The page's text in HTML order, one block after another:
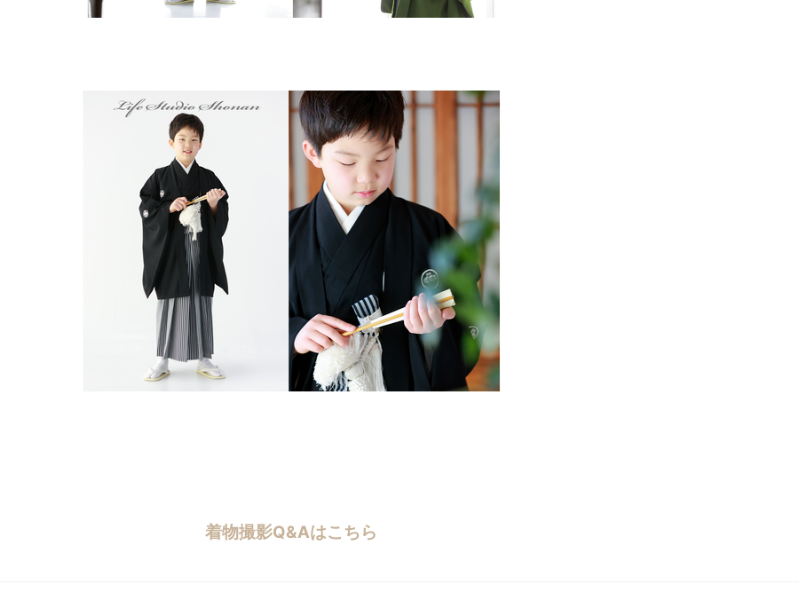
着物撮影Q&Aはこちら